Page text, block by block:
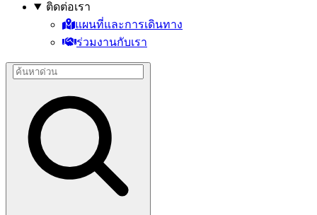
ติดต่อเรา
แผนที่และการเดินทาง
ร่วมงานกับเรา